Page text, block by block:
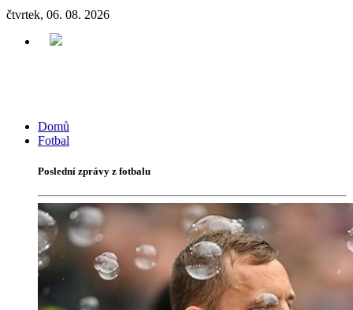
čtvrtek, 06. 08. 2026
Domů
Fotbal
Poslední zprávy z fotbalu